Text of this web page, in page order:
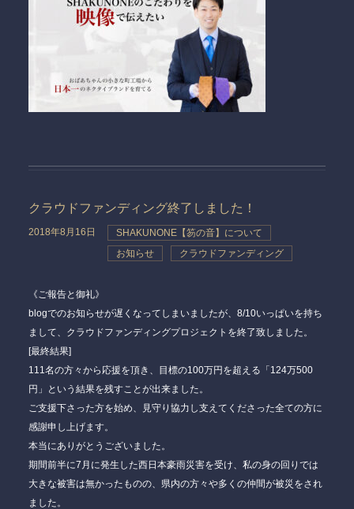
クラウドファンディング終了しました！
2018年8月16日
SHAKUNONE【笏の音】について
お知らせ
クラウドファンディング
《ご報告と御礼》
blogでのお知らせが遅くなってしまいましたが、8/10いっぱいを持ち
まして、クラウドファンディングプロジェクトを終了致しました。
[最終結果]
111名の方々から応援を頂き、目標の100万円を超える「124万500
円」という結果を残すことが出来ました。
ご支援下さった方を始め、見守り協力し支えてくださった全ての方に
感謝申し上げます。
本当にありがとうございました。
期間前半に7月に発生した西日本豪雨災害を受け、私の身の回りでは
大きな被害は無かったものの、県内の方々や多くの仲間が被災をされ
ました。